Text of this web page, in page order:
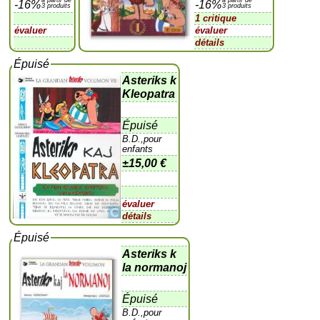
-16%3 produits
évaluer
-16%3 produits
1 critique
évaluer
détails
Épuisé
Asteriks k
Kleopatra
Épuisé
B.D.,pour
enfants
±15,00 €
évaluer
détails
Épuisé
Asteriks k
la normanoj
Épuisé
B.D.,pour